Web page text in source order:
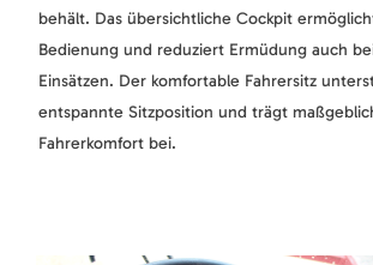
behält. Das übersichtliche Cockpit
Bedienung und reduziert Ermüdung auch
Einsätzen. Der komfortable Fahrersitz
entspannte Sitzposition und trägt
Fahrerkomfort bei.